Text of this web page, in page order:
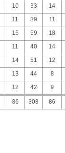
10 33 14
11 39 11
15 59 18
11 40 14
14 51 12
13 44 8
12 42 9
86 308 86